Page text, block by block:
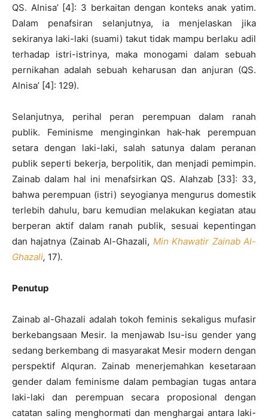
QS. Alnisa’ [4]: 3 berkaitan dengan konteks anak yatim.
Dalam penafsiran selanjutnya, ia menjelaskan jika
sekiranya laki-laki (suami) takut tidak mampu berlaku adil
terhadap istri-istrinya, maka monogami dalam sebuah
pernikahan adalah sebuah keharusan dan anjuran (QS.
Alnisa’ [4]: 129).
Selanjutnya, perihal peran perempuan dalam ranah
publik. Feminisme menginginkan hak-hak perempuan
setara dengan laki-laki, salah satunya dalam peranan
publik seperti bekerja, berpolitik, dan menjadi pemimpin.
Zainab dalam hal ini menafsirkan QS. Alahzab [33]: 33,
bahwa perempuan (istri) seyogianya mengurus domestik
terlebih dahulu, baru kemudian melakukan kegiatan atau
berperan aktif dalam ranah publik, sesuai kepentingan
dan hajatnya (Zainab Al-Ghazali, Min Khawatir Zainab Al-
Ghazali, 17).
Penutup
Zainab al-Ghazali adalah tokoh feminis sekaligus mufasir
berkebangsaan Mesir. Ia menjawab Isu-isu gender yang
sedang berkembang di masyarakat Mesir modern dengan
perspektif Alquran. Zainab menerjemahkan kesetaraan
gender dalam feminisme dalam pembagian tugas antara
laki-laki dan perempuan secara proposional dengan
catatan saling menghormati dan menghargai antara laki-